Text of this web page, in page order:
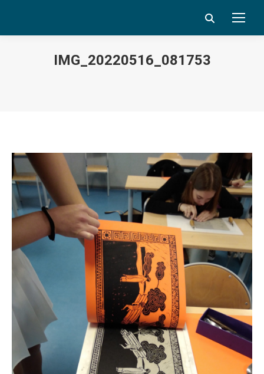
Search:
IMG_20220516_081753